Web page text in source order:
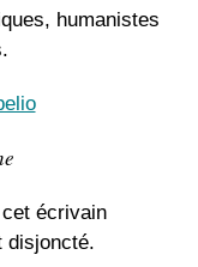
humanistes
cet écrivain
disjoncté.